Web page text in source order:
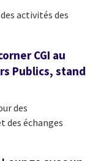
activités des
CGI au
Publics, stand
des
des échanges